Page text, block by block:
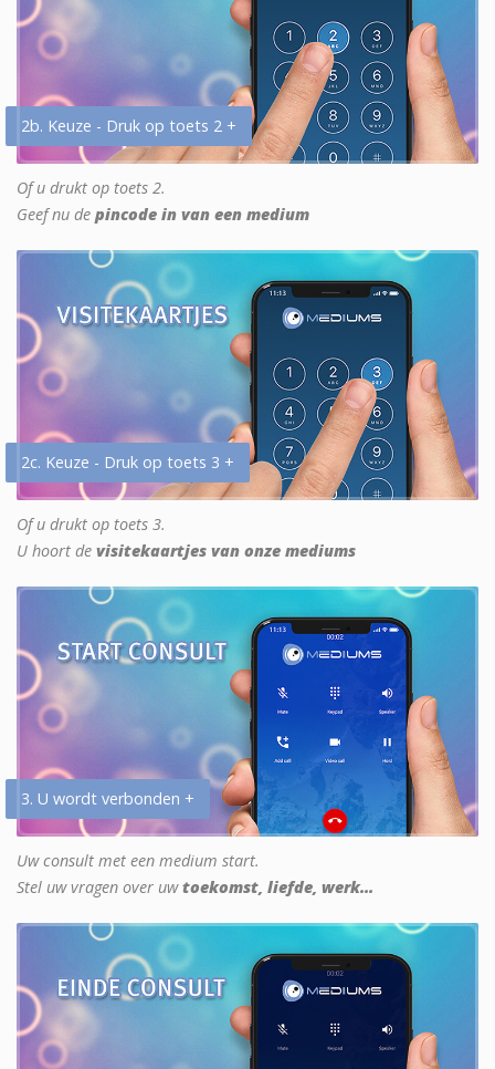
2b. Keuze - Druk op toets 2 +
Of u drukt op toets 2.
Geef nu de pincode in van een medium
2c. Keuze - Druk op toets 3 +
Of u drukt op toets 3.
U hoort de visitekaartjes van onze mediums
3. U wordt verbonden +
Uw consult met een medium start.
Stel uw vragen over uwtoekomst, liefde, werk...